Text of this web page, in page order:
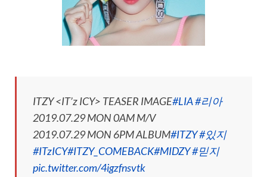
ITZY <IT’z ICY> TEASER IMAGE#LIA#리아
2019.07.29 MON 0AM M/V
2019.07.29 MON 6PM ALBUM#ITZY#있지
#ITzICY#ITZY_COMEBACK#MIDZY#믿지
pic.twitter.com/4igzfnsvtk